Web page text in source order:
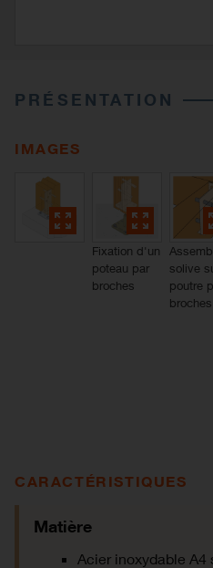
PRÉSENTATION
IMAGES
Fixation d'un
poteau par
broches
solive
poutre
broches
CARACTÉRISTIQUES
Matière
Acier inoxydable A4